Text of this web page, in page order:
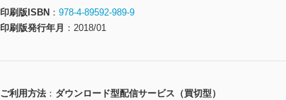
印刷版ISBN
978-4-89592-989-9
印刷版発行年月
2018/01
ご利用方法
ダウンロード型配信サービス（買切型）